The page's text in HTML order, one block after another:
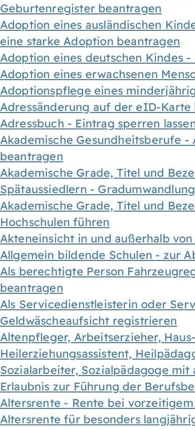
Geburtenregister beantragen
Adoption eines ausländischen
eine starke Adoption beantragen
Adoption eines deutschen Kindes
Adoption eines erwachsenen
Adoptionspflege eines
Adressänderung auf der eID-Karte
Adressbuch - Eintrag sperren
Akademische Gesundheitsberufe
beantragen
Akademische Grade, Titel und
Spätaussiedlern -
Akademische Grade, Titel und
Hochschulen führen
Akteneinsicht in und außerhalb
Allgemein bildende Schulen - zur
Als berechtigte Person
beantragen
Als Servicedienstleisterin oder
Geldwäscheaufsicht registrieren
Altenpfleger, Arbeitserzieher,
Heilerziehungsassistent,
Sozialarbeiter, Sozialpädagoge
Erlaubnis zur Führung der
Altersrente - Rente bei
Altersrente für besonders